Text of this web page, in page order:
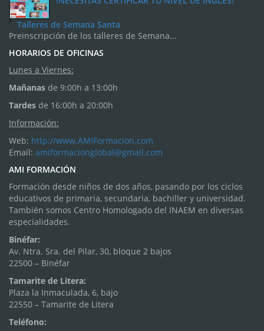
Talleres de Semana Santa
Preinscripción de los talleres de Semana...
HORARIOS DE OFICINAS
Lunes a Viernes:
Mañanas de 9:00h a 13:00h
Tardes de 16:00h a 20:00h
Información:
Web: http://www.AMIFormacion.com
Email: amiformacionglobal@gmail.com
AMI FORMACIÓN
Formación desde niños de dos años, pasando por los ciclos
educativos de primaria, secundaria, bachiller y universidad.
También somos Centro Homologado del INAEM en diversas
especialidades.
Binéfar:
Av. Ntra. Sra. del Pilar, 30, bloque 2 bajos
22500 – Binéfar
Tamarite de Litera:
Plaza la Inmaculada, 6, bajo
22550 – Tamarite de Litera
Teléfono: